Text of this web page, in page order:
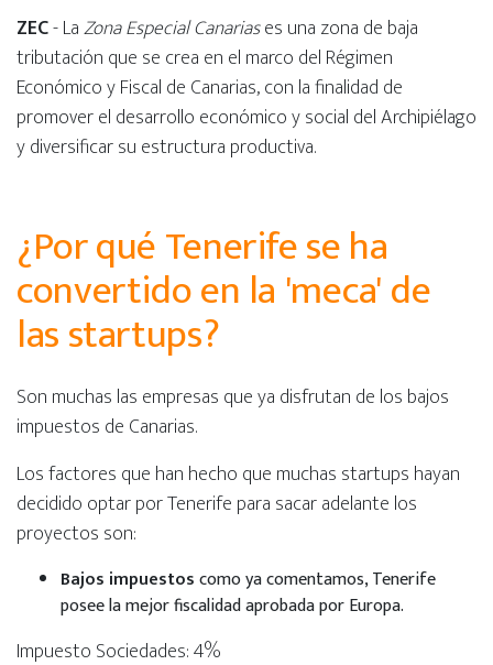
ZEC- LaZona Especial Canariases una zona de baja
tributación que se crea en el marco del Régimen
Económico y Fiscal de Canarias, con la finalidad de
promover el desarrollo económico y social del Archipiélago
y diversificar su estructura productiva.
¿Por qué Tenerife se ha
convertido en la 'meca' de
las startups?
Son muchas las empresas que ya disfrutan de los bajos
impuestos de Canarias.
Los factores que han hecho que muchas startups hayan
decidido optar por Tenerife para sacar adelante los
proyectos son:
Bajos impuestoscomo ya comentamos, Tenerife
posee la mejor fiscalidad aprobada por Europa.
Impuesto Sociedades: 4%